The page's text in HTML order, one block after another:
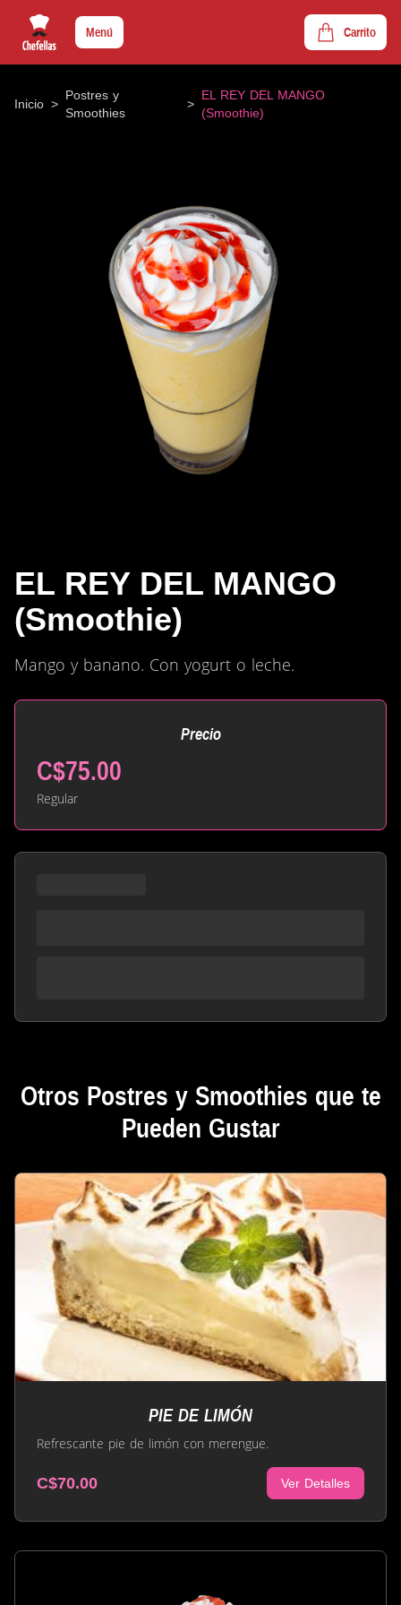
Menú Carrito
Inicio >
Postres y
Smoothies
>
EL REY DEL MANGO
(Smoothie)
EL REY DEL MANGO
(Smoothie)
Mango y banano. Con yogurt o leche.
Precio
C$75.00
Regular
Otros Postres y Smoothies que te
Pueden Gustar
PIE DE LIMÓN
Refrescante pie de limón con merengue.
C$70.00 Ver Detalles